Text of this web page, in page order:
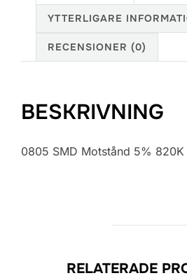
YTTERLIGARE
RECENSIONER (0)
BESKRIVNING
0805 SMD Motstånd 5% 820K
RELATERADE